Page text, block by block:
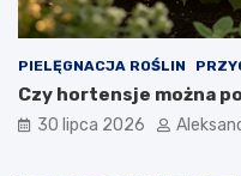
a
k
e
m
a
PIELĘGNACJA ROŚLIN
Czy hortensje można
30 lipca 2026